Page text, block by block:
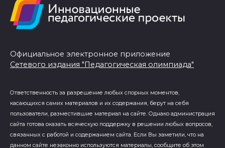
Официальное электронное приложение
Сетевого издания "Педагогическая олимпиада"
Ответственность за разрешение любых спорных моментов,
касающихся самих материалов и их содержания, берут на себя
пользователи, разместившие материал на сайте. Однако администрация
сайта готова оказать всяческую поддержку в решении любых вопросов,
связанных с работой и содержанием сайта. Если Вы заметили, что на
данном сайте незаконно используются материалы, сообщите об этом